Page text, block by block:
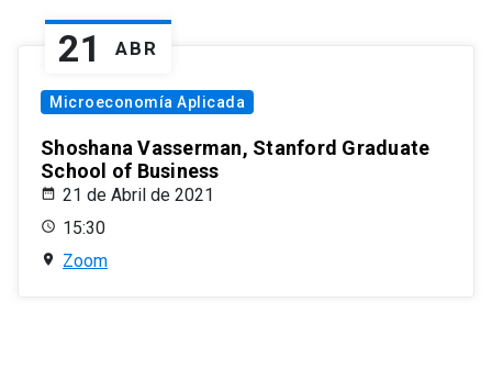
21 ABR
Microeconomía Aplicada
Shoshana Vasserman, Stanford Graduate
School of Business
21 de Abril de 2021
15:30
Zoom